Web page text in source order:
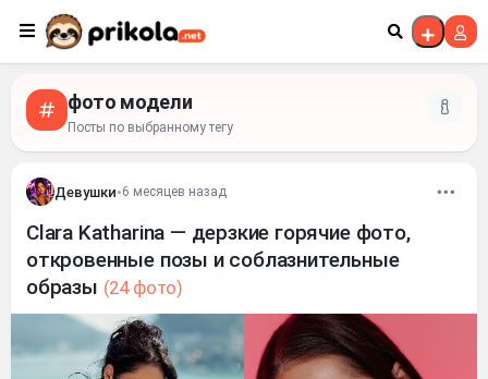
Перейти к контенту
фото модели
Посты по выбранному тегу
Девушки•6 месяцев назад
Clara Katharina — дерзкие горячие фото,
откровенные позы и соблазнительные
образы (24 фото)